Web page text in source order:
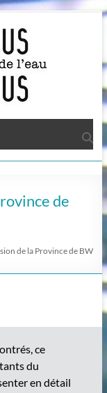
de
de la Province de BW
ce
du
en détail